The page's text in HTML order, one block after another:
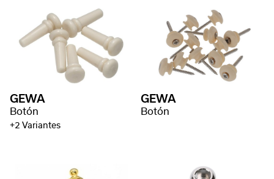
GEWA
Botón
+2 Variantes
GEWA
Botón